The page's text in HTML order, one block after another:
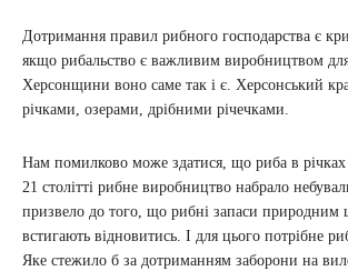
Дотримання правил рибного господарства є
якщо рибальство є важливим виробництвом
Херсонщини воно саме так і є. Херсонський
річками, озерами, дрібними річечками.
Нам помилково може здатися, що риба в річках
21 столітті рибне виробництво набрало
призвело до того, що рибні запаси природним
встигають відновитись. І для цього потрібне
Яке стежило б за дотриманням заборони на